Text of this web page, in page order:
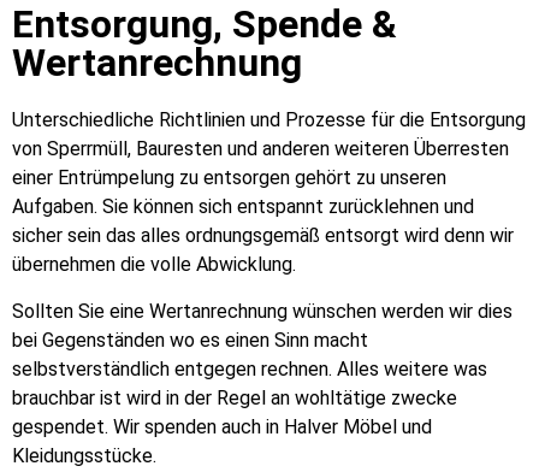
Entsorgung, Spende &
Wertanrechnung
Unterschiedliche Richtlinien und Prozesse für die Entsorgung
von Sperrmüll, Bauresten und anderen weiteren Überresten
einer Entrümpelung zu entsorgen gehört zu unseren
Aufgaben. Sie können sich entspannt zurücklehnen und
sicher sein das alles ordnungsgemäß entsorgt wird denn wir
übernehmen die volle Abwicklung.
Sollten Sie eine Wertanrechnung wünschen werden wir dies
bei Gegenständen wo es einen Sinn macht
selbstverständlich entgegen rechnen. Alles weitere was
brauchbar ist wird in der Regel an wohltätige zwecke
gespendet. Wir spenden auch in Halver Möbel und
Kleidungsstücke.